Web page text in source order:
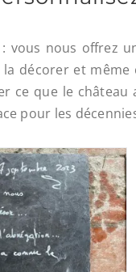
vous nous offrez
décorer et
ce que le château
pour les